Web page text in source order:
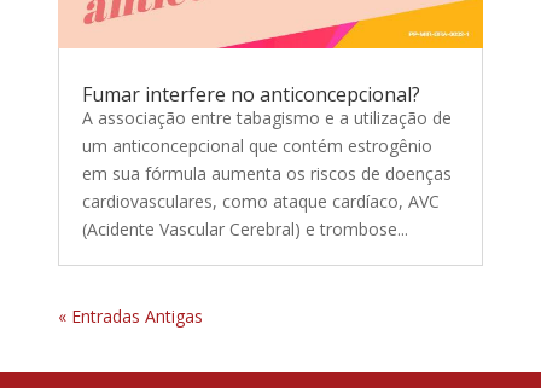
Fumar interfere no anticoncepcional?
A associação entre tabagismo e a utilização de
um anticoncepcional que contém estrogênio
em sua fórmula aumenta os riscos de doenças
cardiovasculares, como ataque cardíaco, AVC
(Acidente Vascular Cerebral) e trombose...
« Entradas Antigas